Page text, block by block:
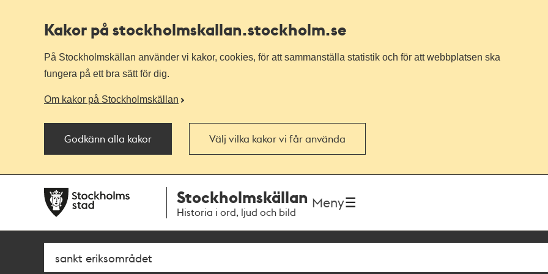
Kakor på stockholmskallan.stockholm.se
På Stockholmskällan använder vi kakor, cookies, för att sammanställa statistik och för att webbplatsen ska
fungera på ett bra sätt för dig.
Om kakor på Stockholmskällan
Godkänn alla kakor Välj vilka kakor vi får använda
navigationen
huvudinnehållet
Stockholmskällan
Historia i ord, ljud och bild
Meny
Sök